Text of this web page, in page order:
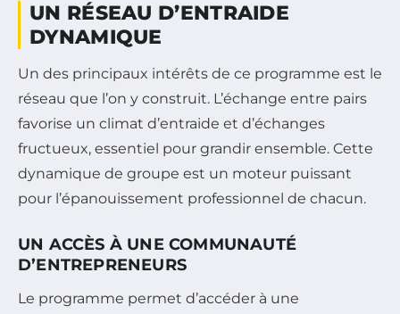
UN RÉSEAU D’ENTRAIDE
DYNAMIQUE
Un des principaux intérêts de ce programme est le
réseau que l’on y construit. L’échange entre pairs
favorise un climat d’entraide et d’échanges
fructueux, essentiel pour grandir ensemble. Cette
dynamique de groupe est un moteur puissant
pour l’épanouissement professionnel de chacun.
UN ACCÈS À UNE COMMUNAUTÉ
D’ENTREPRENEURS
Le programme permet d’accéder à une